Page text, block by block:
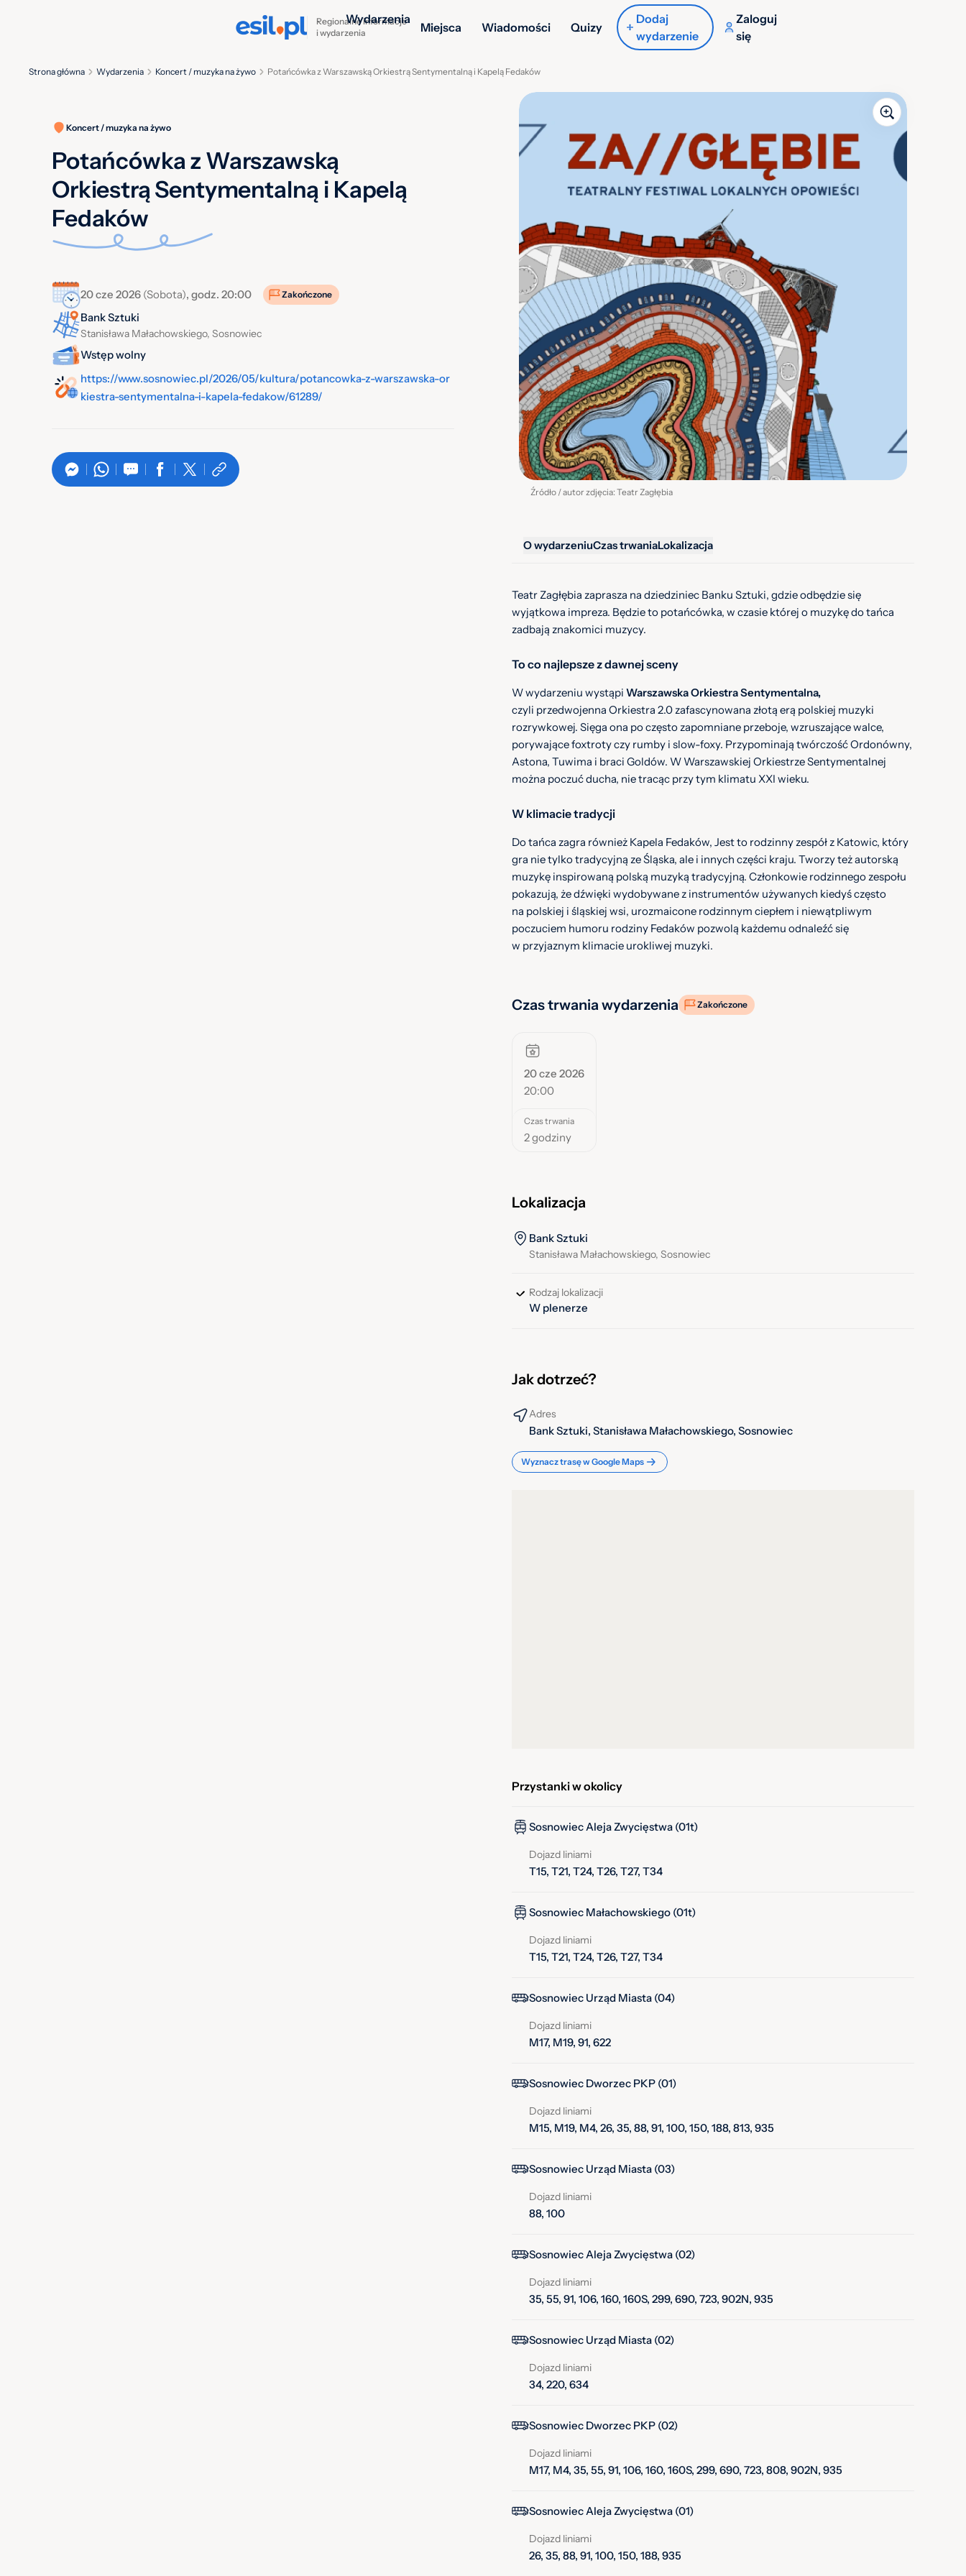
Regionalne informacje
i wydarzenia
Wydarzenia
Miejsca Wiadomości Quizy
Dodaj
wydarzenie
Zaloguj
się
Potańcówka z Warszawską Orkiestrą Sentymentalną i Kapelą Fedaków
Koncert / muzyka na żywo
Wydarzenia
Strona główna
Koncert / muzyka na żywo
Potańcówka z Warszawską
Orkiestrą Sentymentalną i Kapelą
Fedaków
20 cze 2026 (Sobota), godz. 20:00 Zakończone
Bank Sztuki
Stanisława Małachowskiego, Sosnowiec
Wstęp wolny
https://www.sosnowiec.pl/2026/05/kultura/potancowka-z-warszawska-or
kiestra-sentymentalna-i-kapela-fedakow/61289/
Źródło / autor zdjęcia: Teatr Zagłębia
O wydarzeniuCzas trwaniaLokalizacja
Teatr Zagłębia zaprasza na dziedziniec Banku Sztuki, gdzie odbędzie się
wyjątkowa impreza. Będzie to potańcówka, w czasie której o muzykę do tańca
zadbają znakomici muzycy.
To co najlepsze z dawnej sceny
W wydarzeniu wystąpi Warszawska Orkiestra Sentymentalna,
czyli przedwojenna Orkiestra 2.0 zafascynowana złotą erą polskiej muzyki
rozrywkowej. Sięga ona po często zapomniane przeboje, wzruszające walce,
porywające foxtroty czy rumby i slow-foxy. Przypominają twórczość Ordonówny,
Astona, Tuwima i braci Goldów. W Warszawskiej Orkiestrze Sentymentalnej
można poczuć ducha, nie tracąc przy tym klimatu XXI wieku.
W klimacie tradycji
Do tańca zagra również Kapela Fedaków, Jest to rodzinny zespół z Katowic, który
gra nie tylko tradycyjną ze Śląska, ale i innych części kraju. Tworzy też autorską
muzykę inspirowaną polską muzyką tradycyjną. Członkowie rodzinnego zespołu
pokazują, że dźwięki wydobywane z instrumentów używanych kiedyś często
na polskiej i śląskiej wsi, urozmaicone rodzinnym ciepłem i niewątpliwym
poczuciem humoru rodziny Fedaków pozwolą każdemu odnaleźć się
w przyjaznym klimacie urokliwej muzyki.
Czas trwania wydarzenia Zakończone
20 cze 2026
20:00
Czas trwania
2 godziny
Lokalizacja
Bank Sztuki
Stanisława Małachowskiego, Sosnowiec
Rodzaj lokalizacji
W plenerze
Jak dotrzeć?
Adres
Bank Sztuki, Stanisława Małachowskiego, Sosnowiec
Wyznacz trasę w Google Maps
Przystanki w okolicy
Sosnowiec Aleja Zwycięstwa (01t)
Dojazd liniami
T15, T21, T24, T26, T27, T34
Sosnowiec Małachowskiego (01t)
Dojazd liniami
T15, T21, T24, T26, T27, T34
Sosnowiec Urząd Miasta (04)
Dojazd liniami
M17, M19, 91, 622
Sosnowiec Dworzec PKP (01)
Dojazd liniami
M15, M19, M4, 26, 35, 88, 91, 100, 150, 188, 813, 935
Sosnowiec Urząd Miasta (03)
Dojazd liniami
88, 100
Sosnowiec Aleja Zwycięstwa (02)
Dojazd liniami
35, 55, 91, 106, 160, 160S, 299, 690, 723, 902N, 935
Sosnowiec Urząd Miasta (02)
Dojazd liniami
34, 220, 634
Sosnowiec Dworzec PKP (02)
Dojazd liniami
M17, M4, 35, 55, 91, 106, 160, 160S, 299, 690, 723, 808, 902N, 935
Sosnowiec Aleja Zwycięstwa (01)
Dojazd liniami
26, 35, 88, 91, 100, 150, 188, 935